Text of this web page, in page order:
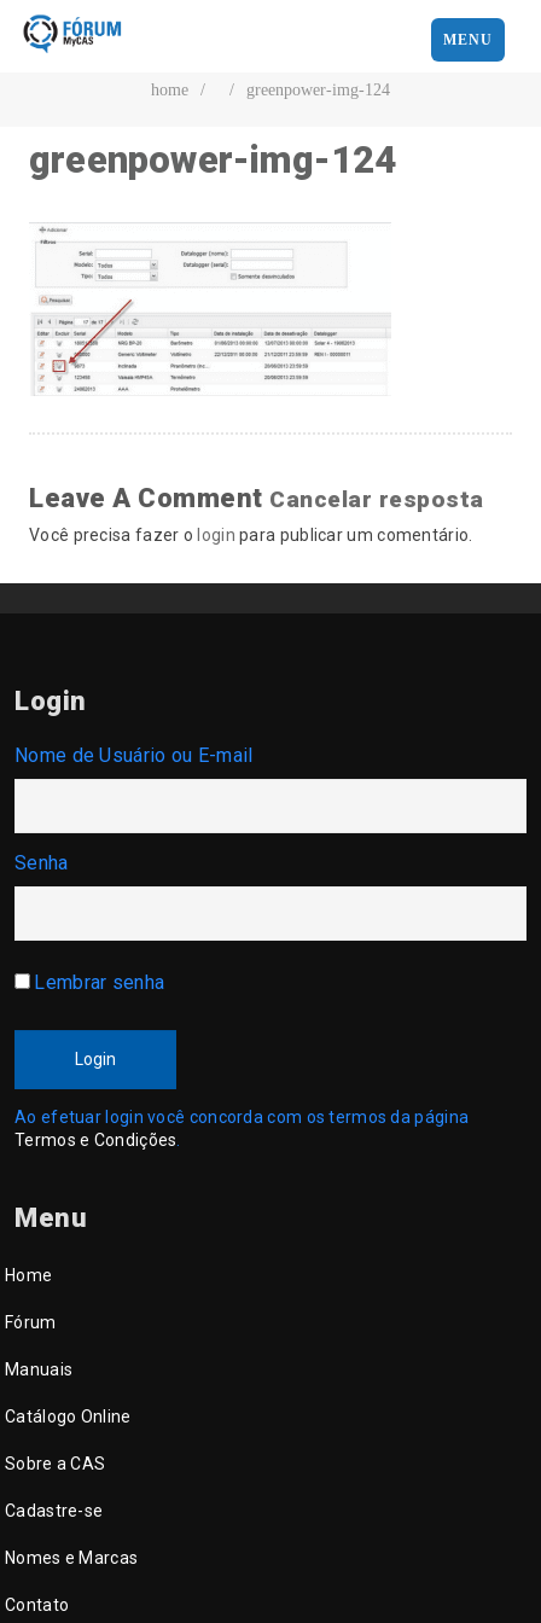
MENU
home / / greenpower-img-124
greenpower-img-124
Leave A Comment Cancelar resposta
Você precisa fazer o login para publicar um comentário.
Login
Nome de Usuário ou E-mail
Senha
Lembrar senha
Login
Ao efetuar login você concorda com os termos da página
Termos e Condições
Menu
Home
Fórum
Manuais
Catálogo Online
Sobre a CAS
Cadastre-se
Nomes e Marcas
Contato